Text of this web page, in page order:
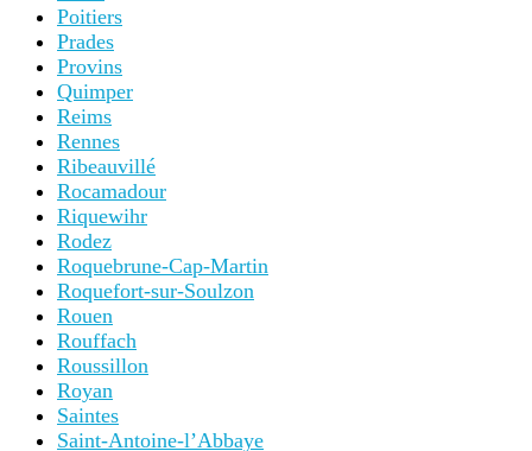
Poitiers
Prades
Provins
Quimper
Reims
Rennes
Ribeauvillé
Rocamadour
Riquewihr
Rodez
Roquebrune-Cap-Martin
Roquefort-sur-Soulzon
Rouen
Rouffach
Roussillon
Royan
Saintes
Saint-Antoine-l’Abbaye